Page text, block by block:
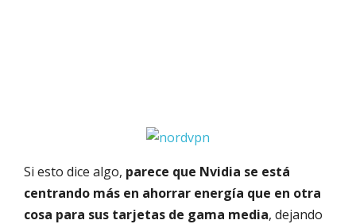
Si esto dice algo, parece que Nvidia se está
centrando más en ahorrar energía que en otra
cosa para sus tarjetas de gama media, dejando